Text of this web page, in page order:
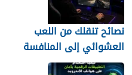
نصائح تنقلك من اللعب
العشوائي إلى المنافسة